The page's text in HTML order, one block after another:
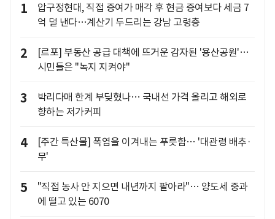
1
압구정현대, 직접 증여가 매각 후 현금 증여보다 세금 7
억 덜 낸다…계산기 두드리는 강남 고령층
2
[르포] 부동산 공급 대책에 뜨거운 감자된 '용산공원'…
시민들은 "녹지 지켜야"
3
박리다매 한계 부딪혔나… 국내선 가격 올리고 해외로
향하는 저가커피
4
[주간 특산물] 폭염을 이겨내는 푸릇함… '대관령 배추·
무'
5
"직접 농사 안 지으면 내년까지 팔아라"… 양도세 중과
에 떨고 있는 6070